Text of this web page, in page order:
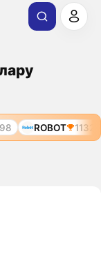
ROBOT 11329